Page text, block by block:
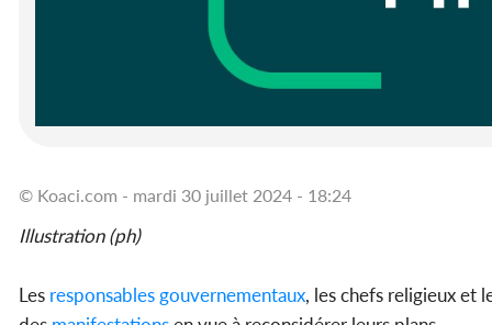
© Koaci.com - mardi 30 juillet 2024 - 18:24
Illustration (ph)
Les responsables gouvernementaux, les chefs religieux et